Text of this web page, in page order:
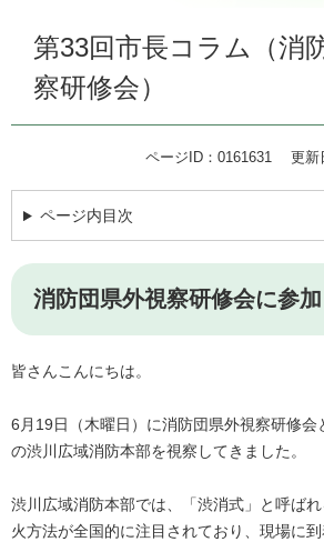
第33回市長コラム（消
察研修会）
ページID：0161631 更新
ページ内目次
消防団県外視察研修会に参
皆さんこんにちは。
6月19日（木曜日）に消防団県外視察研修会
の渋川広域消防本部を視察してきました。
渋川広域消防本部では、「渋消式」と呼ば
火方法が全国的に注目されており、現場に